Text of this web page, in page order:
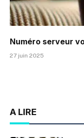
Numéro serveur
27 juin 2025
A LIRE